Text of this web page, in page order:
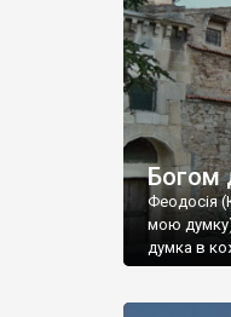
Богом
Феодосія
мою
думка в
запрошую